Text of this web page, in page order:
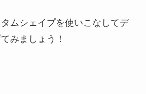
ムシェイプを使いこなしてデ
みましょう！